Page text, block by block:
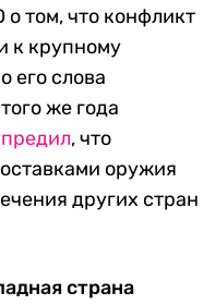
том, что конфликт
к крупному
его слова
же года
, что
оружия
других стран
страна